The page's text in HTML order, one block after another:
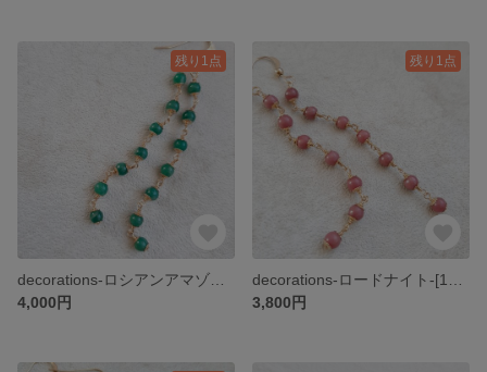
残り1点
4,000円
残り1点
3,800円